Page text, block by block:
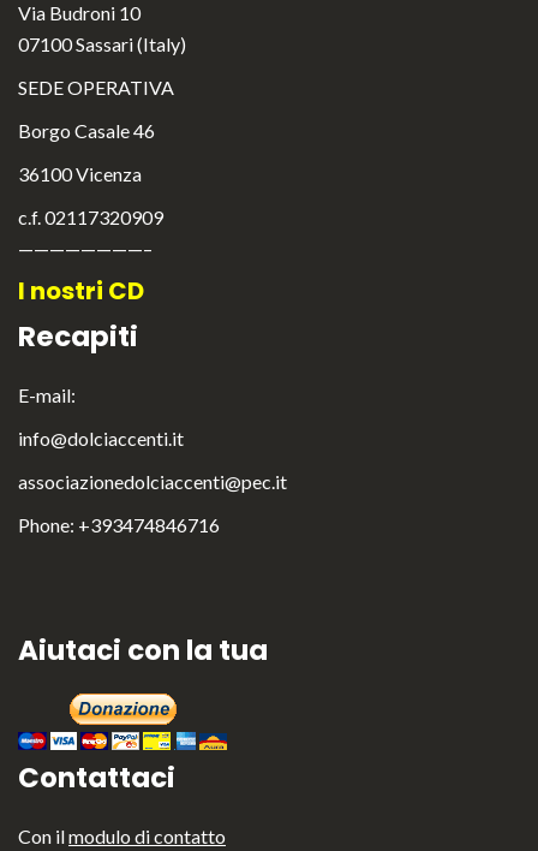
Via Budroni 10
07100 Sassari (Italy)
SEDE OPERATIVA
Borgo Casale 46
36100 Vicenza
c.f. 02117320909
————————–
I nostri CD
Recapiti
E-mail:
info@dolciaccenti.it
associazionedolciaccenti@pec.it
Phone: +393474846716
Aiutaci con la tua
Contattaci
Con ilmodulo di contatto
Italiano